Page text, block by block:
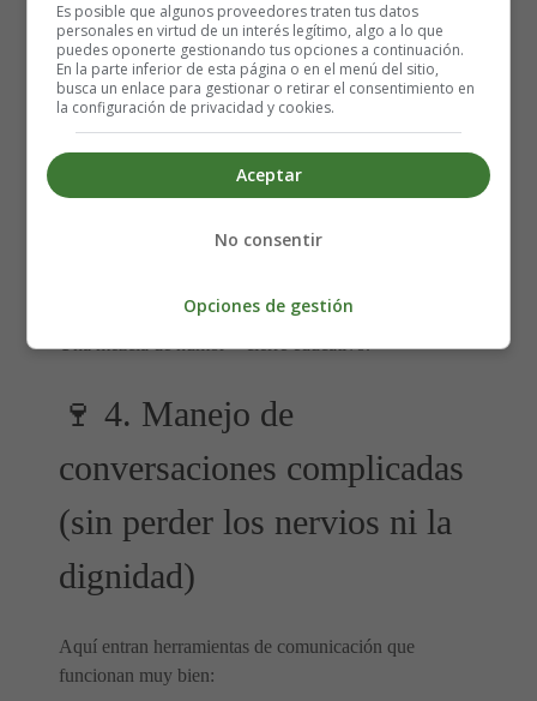
3.4. El tema “memorias familiares”
(peligroso según la familia)
A veces deriva en comparaciones, juicios o recordar
momentos tensos. Si aparece, puedes soltar algo ligero:
Una mezcla de humor + cierre educativo.
🍷 4. Manejo de
conversaciones complicadas
(sin perder los nervios ni la
dignidad)
Aquí entran herramientas de comunicación que
funcionan muy bien:
Es posible que algunos proveedores traten tus datos
personales en virtud de un interés legítimo, algo a lo que
puedes oponerte gestionando tus opciones a continuación.
En la parte inferior de esta página o en el menú del sitio,
busca un enlace para gestionar o retirar el consentimiento en
la configuración de privacidad y cookies.
Aceptar
No consentir
Opciones de gestión